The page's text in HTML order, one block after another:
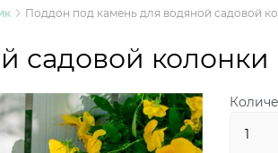
Поддон под камень для водяной садовой
садовой колонки